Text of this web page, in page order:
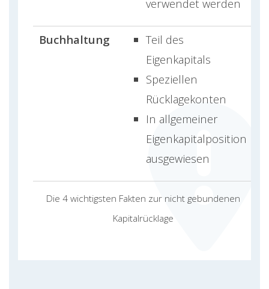
Die 4 wichtigsten Fakten zur nicht gebundenen
Kapitalrücklage
verwendet werden
Buchhaltung
Teil des
Eigenkapitals
Speziellen
Rücklagekonten
In allgemeiner
Eigenkapitalposition
ausgewiesen